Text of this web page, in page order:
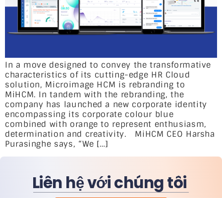
In a move designed to convey the transformative
characteristics of its cutting-edge HR Cloud
solution, Microimage HCM is rebranding to
MiHCM. In tandem with the rebranding, the
company has launched a new corporate identity
encompassing its corporate colour blue
combined with orange to represent enthusiasm,
determination and creativity. MiHCM CEO Harsha
Purasinghe says, “We […]
Liên hệ với chúng tôi